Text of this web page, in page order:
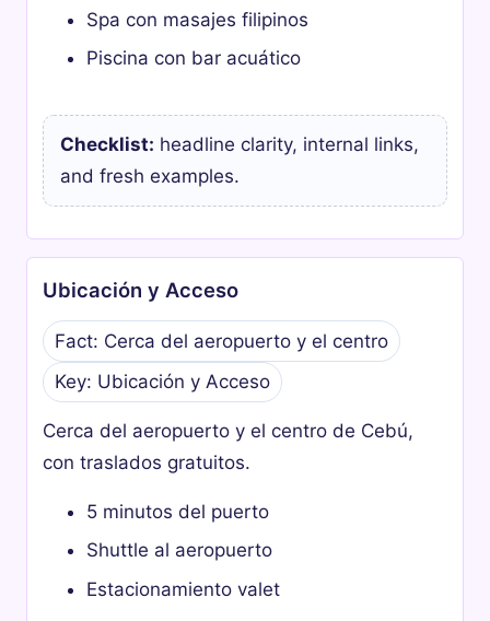
Spa con masajes filipinos
Piscina con bar acuático
Checklist: headline clarity, internal links,
and fresh examples.
Ubicación y Acceso
Fact: Cerca del aeropuerto y el centro
Key: Ubicación y Acceso
Cerca del aeropuerto y el centro de Cebú,
con traslados gratuitos.
5 minutos del puerto
Shuttle al aeropuerto
Estacionamiento valet